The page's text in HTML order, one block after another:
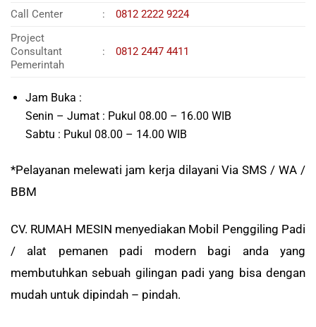
Call Center
:
0812 2222 9224
Project
Consultant
Pemerintah
: 0812 2447 4411
Jam Buka :
Senin – Jumat : Pukul 08.00 – 16.00 WIB
Sabtu : Pukul 08.00 – 14.00 WIB
*Pelayanan melewati jam kerja dilayani Via SMS / WA /
BBM
CV. RUMAH MESIN menyediakan Mobil Penggiling Padi
/ alat pemanen padi modernbagi anda yang
membutuhkan sebuah gilingan padi yang bisa dengan
mudah untuk dipindah – pindah.